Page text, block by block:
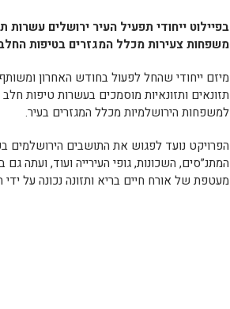
בפיילוט ייחודי תפעיל העיר ירושלים עשרות
משפחות צעירות מכלל המגזרים בטיפות
מיזם ייחודי שהחל לפעול בחודש האחרון
תזונאים ותזונאיות מוסמכים בעשרות טיפות
למשפחות הירושלמיות מכלל המגזרים בעיר.
הפרויקט נועד לפגוש את התושבים הירושלמים
המתנ”סים, השכונות, גופי העירייה ועוד, ועתה
מעטפת של אורח חיים בריא ותזונה נכונה על